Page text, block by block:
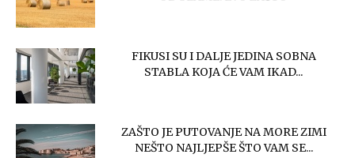
FIKUSI SU I DALJE JEDINA SOBNA
STABLA KOJA ĆE VAM IKAD...
ZAŠTO JE PUTOVANJE NA MORE ZIMI
NEŠTO NAJLJEPŠE ŠTO VAM SE...